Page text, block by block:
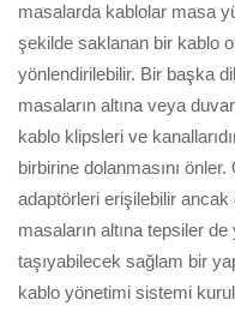
masalarda kablolar masa
şekilde saklanan bir kablo
yönlendirilebilir. Bir başka
masaların altına veya
kablo klipsleri ve
birbirine dolanmasını
adaptörleri erişilebilir
masaların altına tepsiler de
taşıyabilecek sağlam bir
kablo yönetimi sistemi